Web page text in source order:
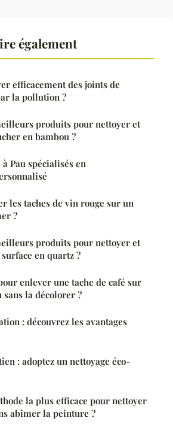
également
efficacement des joints de
la pollution ?
produits pour nettoyer et
en bambou ?
Pau spécialisés en
les taches de vin rouge sur un
?
produits pour nettoyer et
en quartz ?
enlever une tache de café sur
la décolorer ?
: découvrez les avantages
: adoptez un nettoyage éco-
la plus efficace pour nettoyer
abîmer la peinture ?